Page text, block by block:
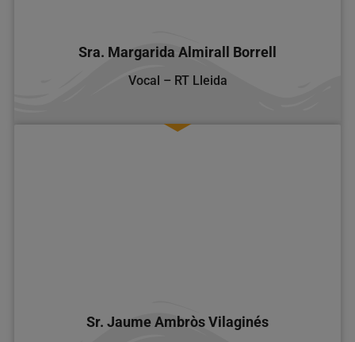
Sra. Margarida Almirall Borrell
Vocal – RT Lleida
Sr. Jaume Ambròs Vilaginés